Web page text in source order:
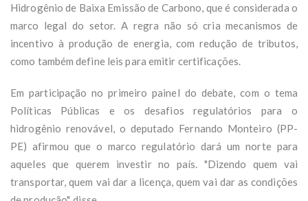
Hidrogênio de Baixa Emissão de Carbono, que é considerada o
marco legal do setor. A regra não só cria mecanismos de
incentivo à produção de energia, com redução de tributos,
como também define leis para emitir certificações.
Em participação no primeiro painel do debate, com o tema
Políticas Públicas e os desafios regulatórios para o
hidrogênio renovável, o deputado Fernando Monteiro (PP-
PE) afirmou que o marco regulatório dará um norte para
aqueles que querem investir no país. "Dizendo quem vai
transportar, quem vai dar a licença, quem vai dar as condições